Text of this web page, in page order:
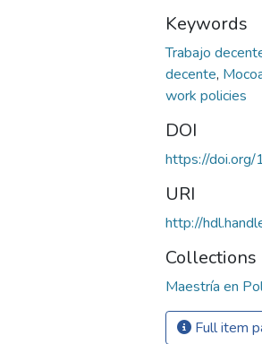
Keywords
Trabajo
decente,
work policies
DOI
https://
URI
http://
Collections
Maestría en
Full item